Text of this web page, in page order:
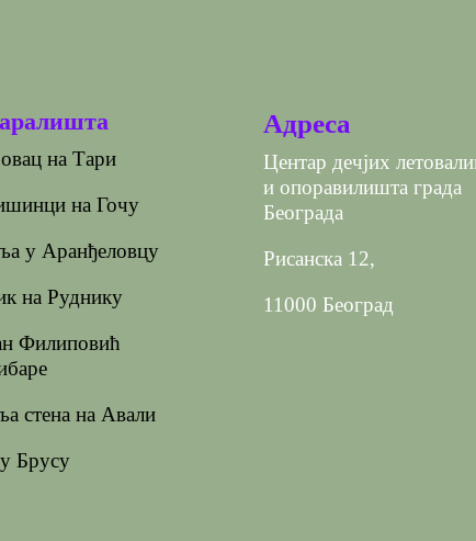
на Тари
на Гочу
у Аранђеловцу
на Руднику
Филиповић
стена на Авали
Брусу
Адреса
Центар дечјих
и опоравилишта града
Београда
Рисанска 12,
11000 Београд